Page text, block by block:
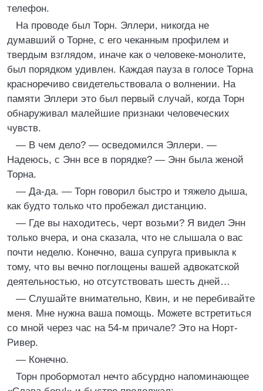
телефон.
На проводе был Торн. Эллери, никогда не
думавший о Торне, с его чеканным профилем и
твердым взглядом, иначе как о человеке-монолите,
был порядком удивлен. Каждая пауза в голосе Торна
красноречиво свидетельствовала о волнении. На
памяти Эллери это был первый случай, когда Торн
обнаруживал малейшие признаки человеческих
чувств.
— В чем дело? — осведомился Эллери. —
Надеюсь, с Энн все в порядке? — Энн была женой
Торна.
— Да-да. — Торн говорил быстро и тяжело дыша,
как будто только что пробежал дистанцию.
— Где вы находитесь, черт возьми? Я видел Энн
только вчера, и она сказала, что не слышала о вас
почти неделю. Конечно, ваша супруга привыкла к
тому, что вы вечно поглощены вашей адвокатской
деятельностью, но отсутствовать шесть дней…
— Слушайте внимательно, Квин, и не перебивайте
меня. Мне нужна ваша помощь. Можете встретиться
со мной через час на 54-м причале? Это на Норт-
Ривер.
— Конечно.
Торн пробормотал нечто абсурдно напоминающее